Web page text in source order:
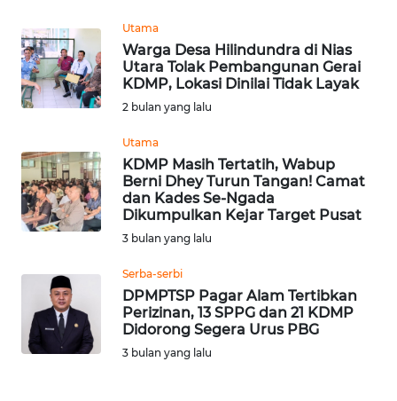
Utama
Warga Desa Hilindundra di Nias
Utara Tolak Pembangunan Gerai
KDMP, Lokasi Dinilai Tidak Layak
2 bulan yang lalu
Utama
KDMP Masih Tertatih, Wabup
Berni Dhey Turun Tangan! Camat
dan Kades Se-Ngada
Dikumpulkan Kejar Target Pusat
3 bulan yang lalu
Serba-serbi
DPMPTSP Pagar Alam Tertibkan
Perizinan, 13 SPPG dan 21 KDMP
Didorong Segera Urus PBG
3 bulan yang lalu
DISCLAIMER
Wahana
News
Regional
WN
SUMUT
WN
JAKARTA
WN
JABAR
WN